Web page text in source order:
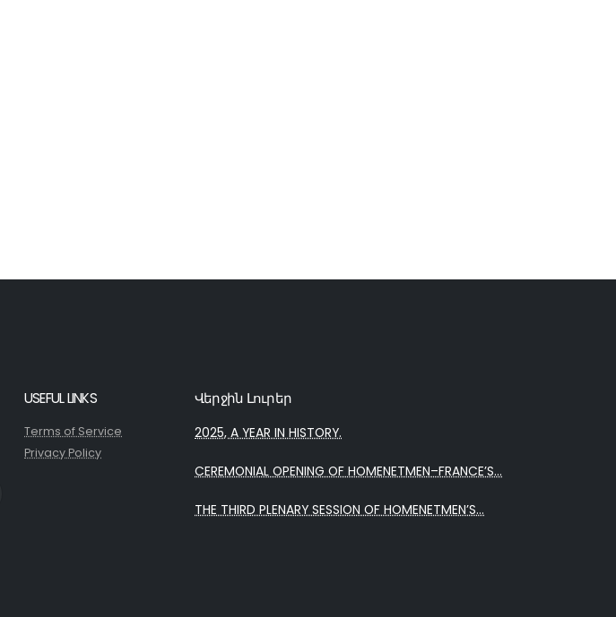
USEFUL LINKS
Terms of Service
Privacy Policy
Վերջին Լուրեր
2025, A YEAR IN HISTORY.
CEREMONIAL OPENING OF HOMENETMEN–FRANCE’S...
THE THIRD PLENARY SESSION OF HOMENETMEN’S...